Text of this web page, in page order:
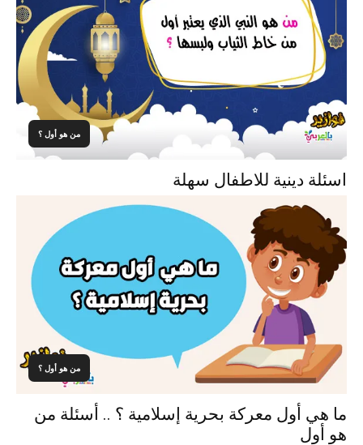
من هو أول ؟
اسئلة دينية للاطفال سهلة
من هو أول ؟
ما هي أول معركة بحرية إسلامية ؟ .. أسئلة من
هو أول